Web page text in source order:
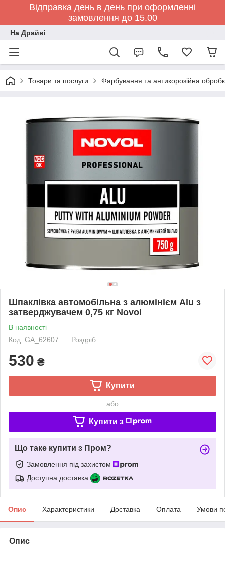
Відправка день в день при оформленні
замовлення до 15.00
На Драйві
Товари та послуги Фарбування та антикорозійна
Шпаклівка автомобільна з алюмінієм Alu з
затверджувачем 0,75 кг Novol
В наявності
Код: GA_62607
Роздріб
530 ₴
Купити
або
Купити з
Що таке купити з Пром?
Замовлення під захистом
Доступна доставка
Опис Характеристики Доставка Оплата Умови
Опис